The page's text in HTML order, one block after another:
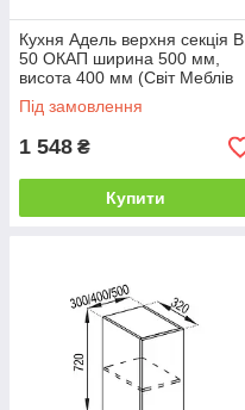
Кухня Адель верхня секція В
50 ОКАП ширина 500 мм,
висота 400 мм (Світ Меблів
ТМ)
Під замовлення
1 548 ₴
Купити